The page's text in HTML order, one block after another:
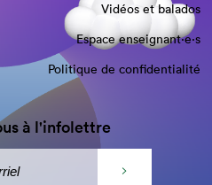
Vidéos et balados
Espace enseignant·e⋅s
Politique de confidentialité
à l'infolettre